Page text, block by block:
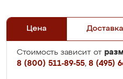
Цена Доставка
Стоимость зависит от
8 (800) 511-89-55, 8 (495)